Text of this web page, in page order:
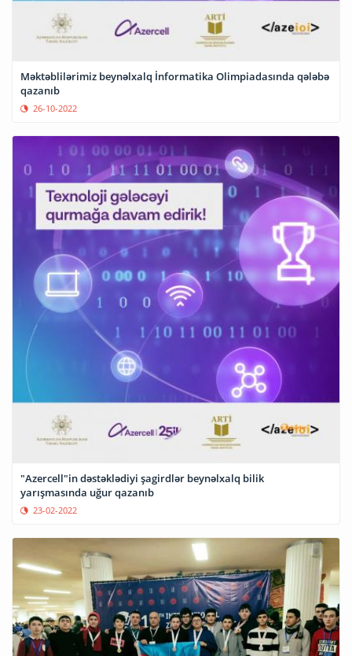
Məktəblilərimiz beynəlxalq İnformatika Olimpiadasında qələbə
qazanıb
26-10-2022
"Azercell"in dəstəklədiyi şagirdlər beynəlxalq bilik
yarışmasında uğur qazanıb
23-02-2022